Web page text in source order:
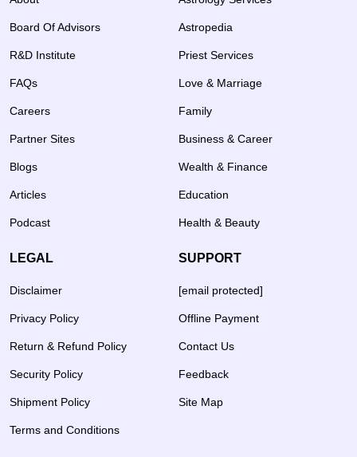
Board Of Advisors
R&D Institute
FAQs
Careers
Partner Sites
Blogs
Articles
Podcast
Astropedia
Priest Services
Love & Marriage
Family
Business & Career
Wealth & Finance
Education
Health & Beauty
LEGAL
Disclaimer
Privacy Policy
Return & Refund Policy
Security Policy
Shipment Policy
Terms and Conditions
SUPPORT
[email protected]
Offline Payment
Contact Us
Feedback
Site Map